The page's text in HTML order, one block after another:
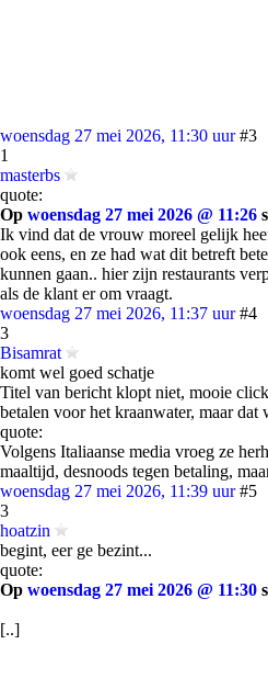
woensdag 27 mei 2026, 11:30 uur #3
1
masterbs
quote:
Op woensdag 27 mei 2026 @ 11:26
Ik vind dat de vrouw moreel gelijk
ook eens, en ze had wat dit betreft
kunnen gaan.. hier zijn restaurants
als de klant er om vraagt.
woensdag 27 mei 2026, 11:37 uur #4
3
Bisamrat
komt wel goed schatje
Titel van bericht klopt niet, mooie
betalen voor het kraanwater, maar dat
quote:
Volgens Italiaanse media vroeg ze
maaltijd, desnoods tegen betaling,
woensdag 27 mei 2026, 11:39 uur #5
3
hoatzin
begint, eer ge bezint...
quote:
Op woensdag 27 mei 2026 @ 11:30
[..]